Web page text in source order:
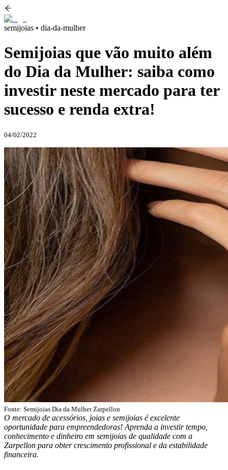
semijoias • dia-da-mulher
Semijoias que vão muito além
do Dia da Mulher: saiba como
investir neste mercado para ter
sucesso e renda extra!
04/02/2022
Fonte: Semijoias Dia da Mulher Zarpellon
O mercado de acessórios, joias e semijoias é excelente
oportunidade para empreendedoras! Aprenda a investir tempo,
conhecimento e dinheiro em semijoias de qualidade com a
Zarpellon para obter crescimento profissional e da estabilidade
financeira.